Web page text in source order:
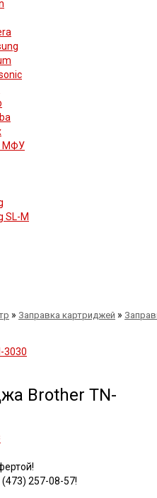
МФУ
SL-M
» Заправка картриджей »
Brother TN-
(473) 257-08-57!